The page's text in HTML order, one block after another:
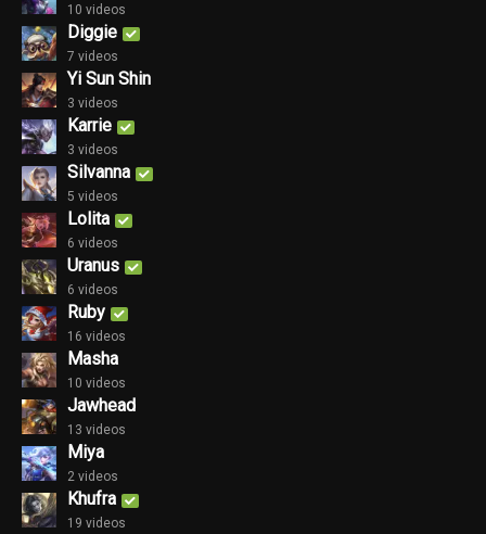
10 videos
Diggie
7 videos
Yi Sun Shin
3 videos
Karrie
3 videos
Silvanna
5 videos
Lolita
6 videos
Uranus
6 videos
Ruby
16 videos
Masha
10 videos
Jawhead
13 videos
Miya
2 videos
Khufra
19 videos